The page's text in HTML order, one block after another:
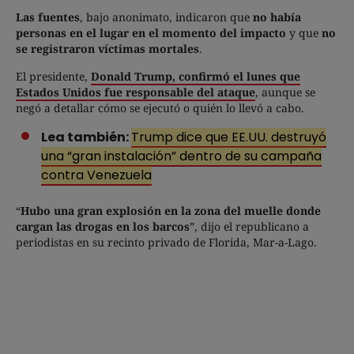
Las fuentes, bajo anonimato, indicaron que no había
personas en el lugar en el momento del impacto y que no
se registraron víctimas mortales.
El presidente, Donald Trump, confirmó el lunes que
Estados Unidos fue responsable del ataque, aunque se
negó a detallar cómo se ejecutó o quién lo llevó a cabo.
Lea también:Trump dice que EE.UU. destruyó
una “gran instalación” dentro de su campaña
contra Venezuela
“Hubo una gran explosión en la zona del muelle donde
cargan las drogas en los barcos”, dijo el republicano a
periodistas en su recinto privado de Florida, Mar-a-Lago.